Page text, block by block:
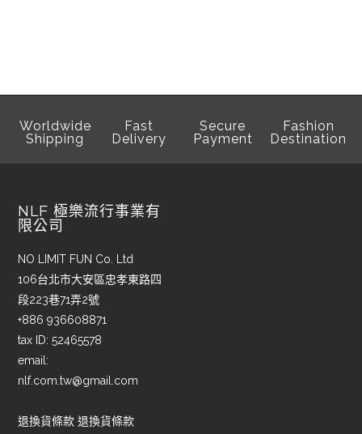
Worldwide
Shipping
Fast
Delivery
Secure
Payment
Fashion
Destination
NLF 極樂流行事業有
限公司
NO LIMIT FUN Co. Ltd
106台北市大安區忠孝東路四
段223巷71弄2號
+886 936608871
tax ID: 52465578
email:
nlf.com.tw@gmail.com
退換貨條款 退換貨條款